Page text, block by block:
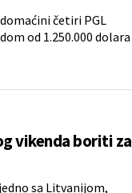
četiri PGL
od 1.250.000 dolara
vikenda boriti za
sa Litvanijom,